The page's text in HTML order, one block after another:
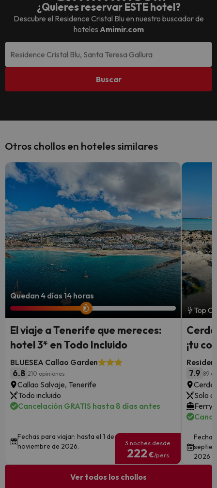
¿Quieres reservar ESTE hotel?
Descubre el Residence Cristal Blu en nuestro buscador de
hoteles Amimir.com
Buscar
Otros chollos en hoteles similares
Quedan 4 días 14 horas
El viaje a Tenerife que mereces:
hotel 3* en Todo Incluido
BLUESEA Callao Garden
6.8 210 opiniones
Callao Salvaje, Tenerife
Todo incluido
Cancelación GRATIS hasta 8 días antes
Fechas para viajar: hasta el 1 de
noviembre de 2026.
3 noches desde
222 €/pers.
Top
¡tu
7.9 89
Solo
Ferry
2026
Ver todos los chollos